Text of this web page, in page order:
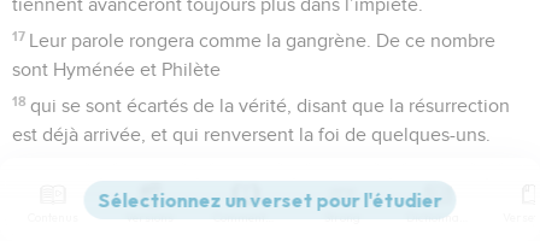
tiennent avanceront toujours plus dans l’impiété.
17 Leur parole rongera comme la gangrène. De ce nombre
sont Hyménée et Philète
18 qui se sont écartés de la vérité, disant que la résurrection
est déjà arrivée, et qui renversent la foi de quelques-uns.
par ces paroles : Le Seigneur connaît ceux qui lui
Versions Commentaires Strong